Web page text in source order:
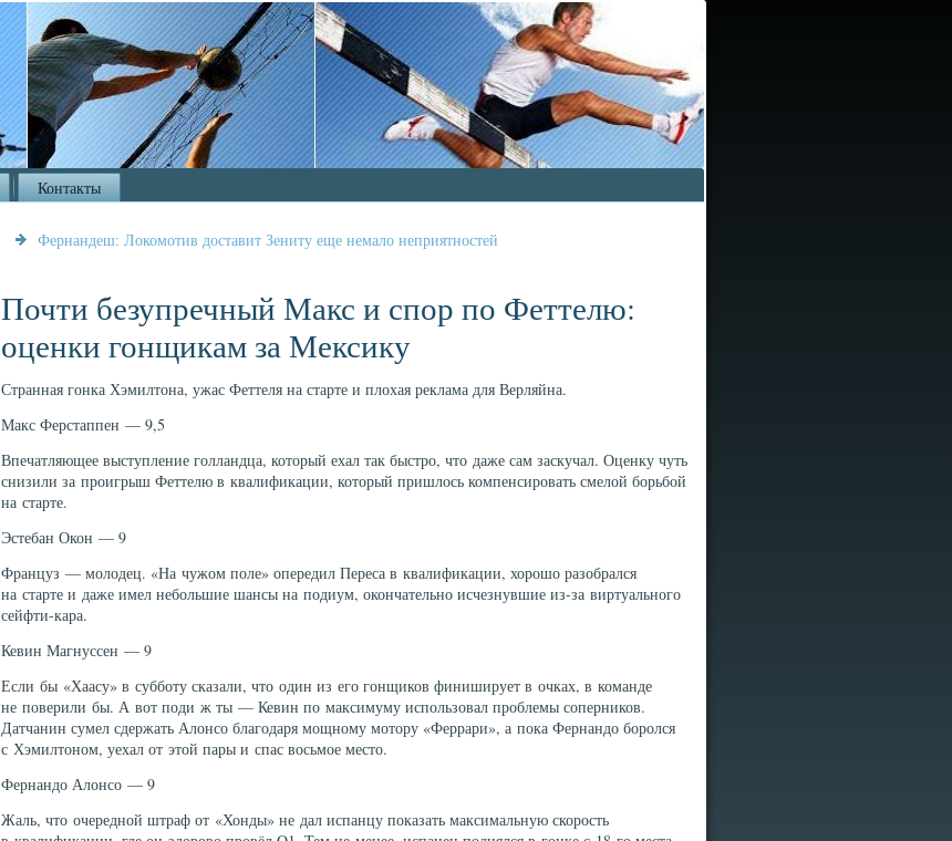
Контакты
Фернандеш: Локомотив доставит Зениту еще немало неприятностей
Почти безупречный Макс и спор по Феттелю:
оценки гонщикам за Мексику
Странная гонка Хэмилтона, ужас Феттеля на старте и плохая реклама для Верляйна.
Макс Ферстаппен — 9,5
Впечатляющее выступление голландца, который ехал так быстро, что даже сам заскучал. Оценку чуть
снизили за проигрыш Феттелю в квалификации, который пришлось компенсировать смелой борьбой
на старте.
Эстебан Окон — 9
Француз — молодец. «На чужом поле» опередил Переса в квалификации, хорошо разобрался
на старте и даже имел небольшие шансы на подиум, окончательно исчезнувшие из-за виртуального
сейфти-кара.
Кевин Магнуссен — 9
Если бы «Хаасу» в субботу сказали, что один из его гонщиков финиширует в очках, в команде
не поверили бы. А вот поди ж ты — Кевин по максимуму использовал проблемы соперников.
Датчанин сумел сдержать Алонсо благодаря мощному мотору «Феррари», а пока Фернандо боролся
с Хэмилтоном, уехал от этой пары и спас восьмое место.
Фернандо Алонсо — 9
Жаль, что очередной штраф от «Хонды» не дал испанцу показать максимальную скорость